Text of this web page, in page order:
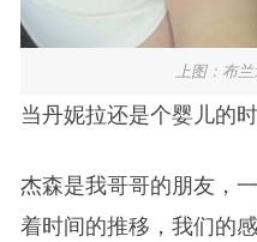
上图：布
当丹妮拉还是个婴儿的
杰森是我哥哥的朋友，
着时间的推移，我们的